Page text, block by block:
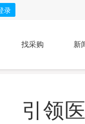
录
找采购 新
引领